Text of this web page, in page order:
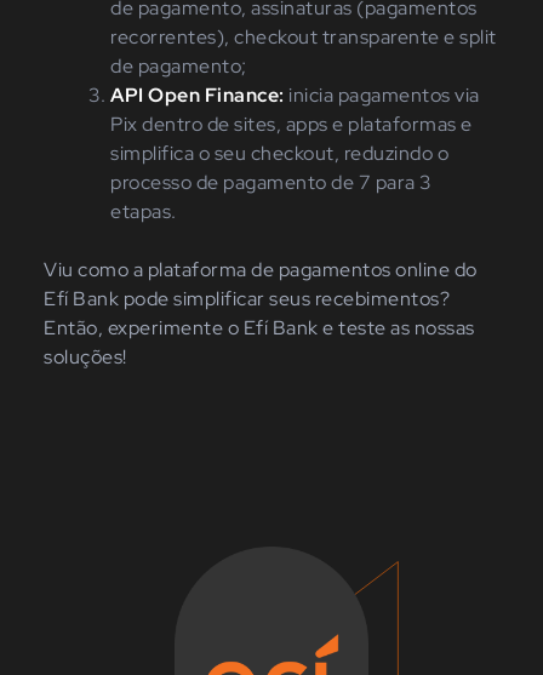
de pagamento, assinaturas (pagamentos
recorrentes), checkout transparente e split
de pagamento;
API Open Finance: inicia pagamentos via
Pix dentro de sites, apps e plataformas e
simplifica o seu checkout, reduzindo o
processo de pagamento de 7 para 3
etapas.
Viu como a plataforma de pagamentos online do
Efí Bank pode simplificar seus recebimentos?
Então, experimente o Efí Bank e teste as nossas
soluções!